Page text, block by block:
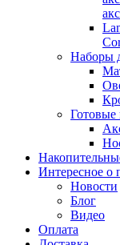
Наборы
Готовые
Интересное о
Новости
Блог
Видео
Оплата